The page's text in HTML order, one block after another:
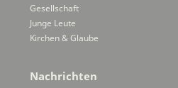
Gesellschaft
Junge Leute
Kirchen & Glaube
Nachrichten